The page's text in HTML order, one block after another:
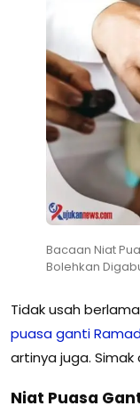
Bacaan Niat
Bolehkan
Tidak usah
puasa ganti
artinya juga. Simak
Niat Puasa